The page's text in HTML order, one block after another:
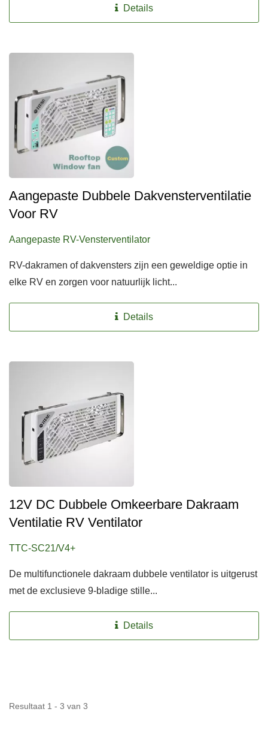
Details
Aangepaste Dubbele Dakvensterventilatie
Voor RV
Aangepaste RV-Vensterventilator
RV-dakramen of dakvensters zijn een geweldige optie in
elke RV en zorgen voor natuurlijk licht...
Details
12V DC Dubbele Omkeerbare Dakraam
Ventilatie RV Ventilator
TTC-SC21/V4+
De multifunctionele dakraam dubbele ventilator is uitgerust
met de exclusieve 9-bladige stille...
Details
Resultaat 1 - 3 van 3